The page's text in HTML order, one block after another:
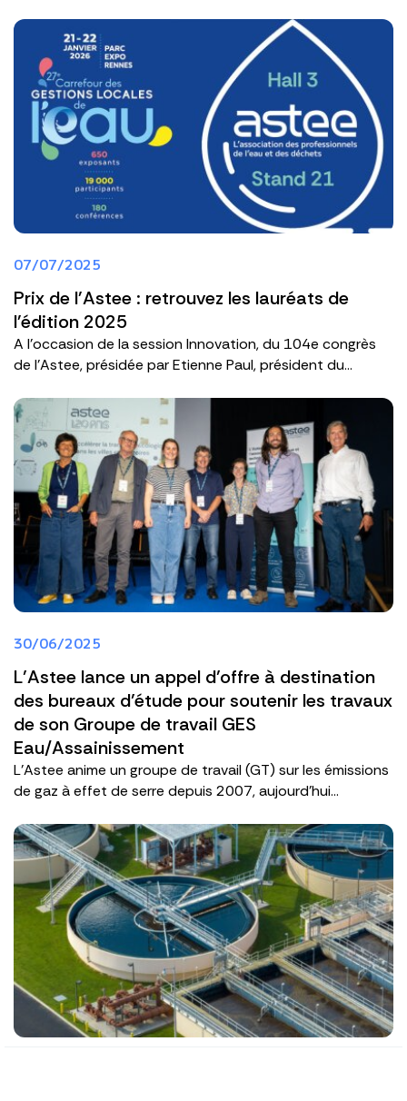
07/07/2025
Prix de l'Astee : retrouvez les lauréats de
l'édition 2025
A l’occasion de la session Innovation, du 104e congrès
de l'Astee, présidée par Etienne Paul, président du...
30/06/2025
L’Astee lance un appel d’offre à destination
des bureaux d’étude pour soutenir les travaux
de son Groupe de travail GES
Eau/Assainissement
L’Astee anime un groupe de travail (GT) sur les émissions
de gaz à effet de serre depuis 2007, aujourd’hui...